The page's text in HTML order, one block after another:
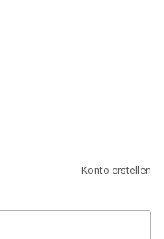
Konto erstellen